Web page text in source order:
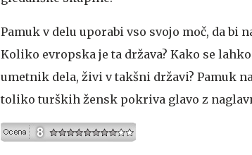
Pamuk v delu uporabi vso svojo moč, da
Koliko evropska je ta država? Kako se
umetnik dela, živi v takšni državi? Pamuk
toliko turških žensk pokriva glavo z